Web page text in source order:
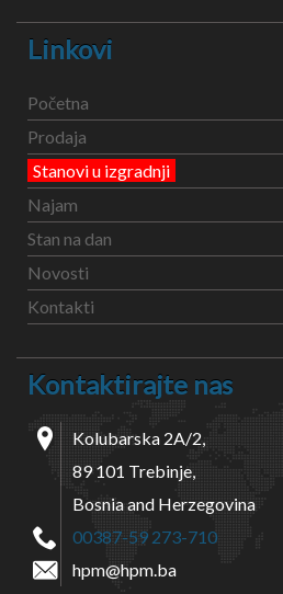
Linkovi
Početna
Prodaja
Stanovi u izgradnji
Najam
Stan na dan
Novosti
Kontakti
Kontaktirajte nas
Kolubarska 2A/2,
89 101 Trebinje,
Bosnia and Herzegovina
00387-59 273-710
hpm@hpm.ba